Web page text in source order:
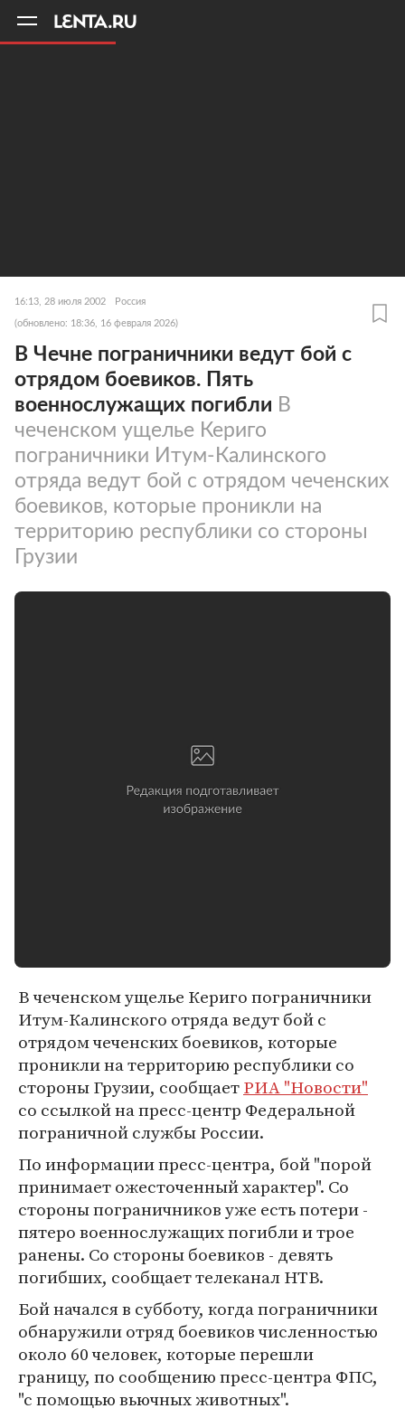
16:13, 28 июля 2002 Россия
(обновлено: 18:36, 16 февраля 2026)
В Чечне пограничники ведут бой с
отрядом боевиков. Пять
военнослужащих погибли В
чеченском ущелье Кериго
пограничники Итум-Калинского
отряда ведут бой с отрядом чеченских
боевиков, которые проникли на
территорию республики со стороны
Грузии
В чеченском ущелье Кериго пограничники
Итум-Калинского отряда ведут бой с
отрядом чеченских боевиков, которые
проникли на территорию республики со
стороны Грузии, сообщаетРИА "Новости"
со ссылкой на пресс-центр Федеральной
пограничной службы России.
По информации пресс-центра, бой "порой
принимает ожесточенный характер". Со
стороны пограничников уже есть потери -
пятеро военнослужащих погибли и трое
ранены. Со стороны боевиков - девять
погибших, сообщает телеканал НТВ.
Бой начался в субботу, когда пограничники
обнаружили отряд боевиков численностью
около 60 человек, которые перешли
границу, по сообщению пресс-центра ФПС,
"с помощью вьючных животных".